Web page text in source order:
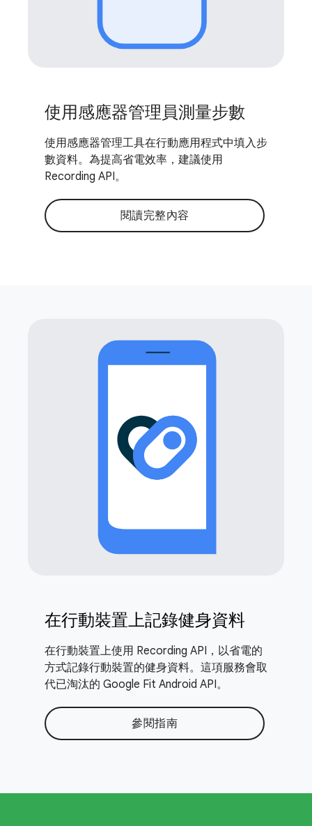
使用感應器管理員測量步數
使用感應器管理工具在行動應用程式中填入步
數資料。為提高省電效率，建議使用
Recording API。
閱讀完整內容
在行動裝置上記錄健身資料
在行動裝置上使用 Recording API，以省電的
方式記錄行動裝置的健身資料。這項服務會取
代已淘汰的 Google Fit Android API。
參閱指南